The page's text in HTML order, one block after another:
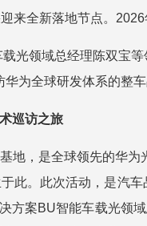
全新落地节点。
光领域总经理陈双宝
为全球研发体系的整
巡访之旅
地，是全球领先的华
此。此次活动，是汽
案BU智能车载光领